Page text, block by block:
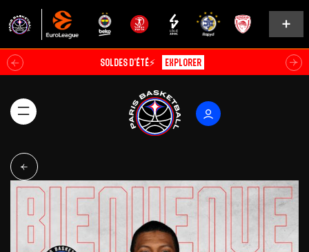
Soldes d’été⚡ Explorer